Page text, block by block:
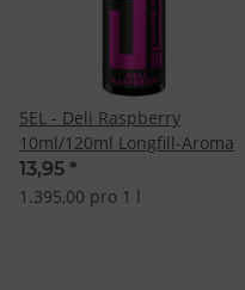
5EL - Deli Raspberry
10ml/120ml Longfill-Aroma
13,95 *
1.395,00 pro 1 l